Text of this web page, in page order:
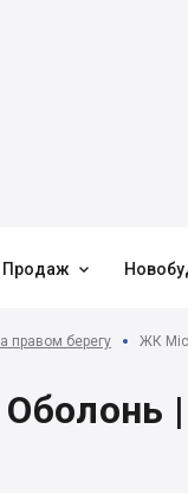
Продаж 
правом берегу ЖК
|